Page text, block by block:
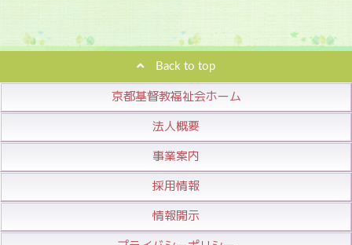
Back to top
京都基督教福祉会ホーム
法人概要
事業案内
採用情報
情報開示